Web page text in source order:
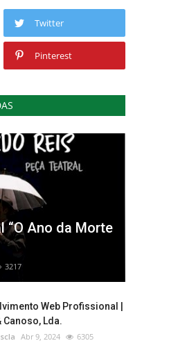
Twitter
Pinterest
“O Ano da Morte
3217
Web Profissional |
Canoso, Lda.
Abr 9, 2024 6305